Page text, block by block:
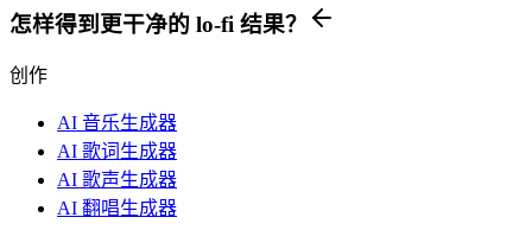
怎样得到更干净的 lo-fi 结果？
创作
AI 音乐生成器
AI 歌词生成器
AI 歌声生成器
AI 翻唱生成器